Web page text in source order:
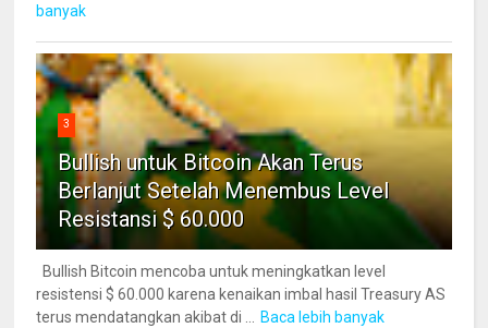
banyak
3
Bullish untuk Bitcoin Akan Terus
Berlanjut Setelah Menembus Level
Resistansi $ 60.000
Bullish Bitcoin mencoba untuk meningkatkan level
resistensi $ 60.000 karena kenaikan imbal hasil Treasury AS
terus mendatangkan akibat di ...
Baca lebih banyak